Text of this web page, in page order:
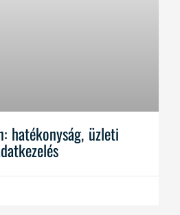
hatékonyság, üzleti